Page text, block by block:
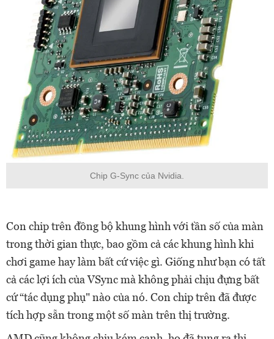
Chip G-Sync của Nvidia.
Con chip trên đồng bộ khung hình với tần số của màn
trong thời gian thực, bao gồm cả các khung hình khi
chơi game hay làm bất cứ việc gì. Giống như bạn có tất
cả các lợi ích của VSync mà không phải chịu đựng bất
cứ “tác dụng phụ" nào của nó. Con chip trên đã được
tích hợp sẵn trong một số màn trên thị trường.